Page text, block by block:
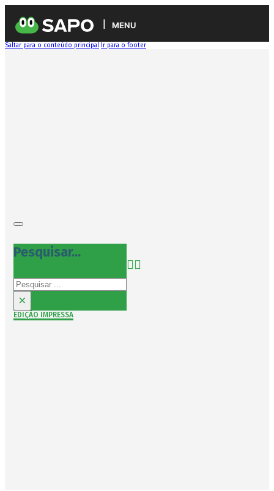
MENU
Saltar para o conteúdo principal Ir para o footer
Pesquisar...
Pesquisar
×
EDIÇÃO IMPRESSA